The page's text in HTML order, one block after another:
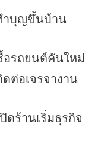
ำบุญขึ้นบ้าน
อรถยนต์คันใหม่
ต่อเจรจางาน
ดร้านเริ่มธุรกิจ